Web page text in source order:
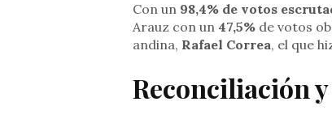
Con un 98,4% de votos
Arauz con un 47,5%de votos
andina, Rafael Correa, el que
Reconciliación